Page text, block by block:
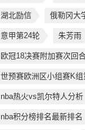
湖北励信 俄勒冈大
意甲第24轮 朱芳雨
欧冠18决赛附加赛次回
世预赛欧洲区小组赛K组
nba热火vs凯尔特人分析
nba积分榜排名最新排名